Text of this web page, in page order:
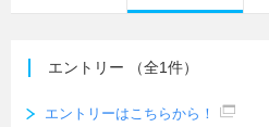
エントリー （全1件）
エントリーはこちらから！